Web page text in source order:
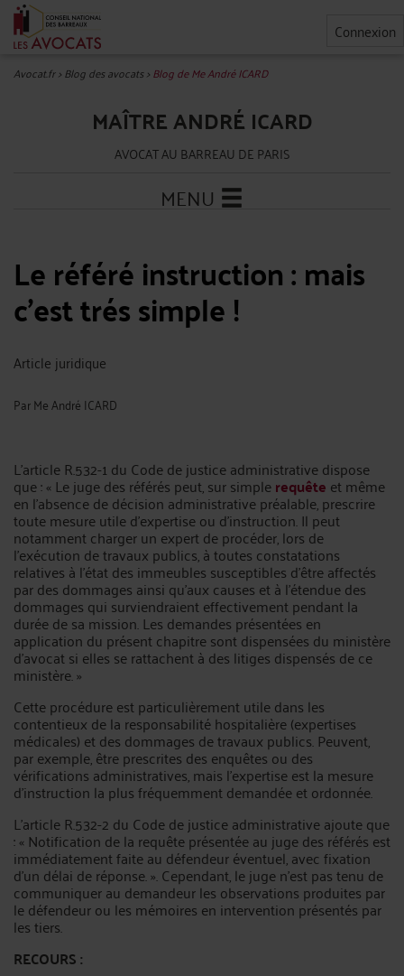
Connexion
Avocat.fr>Blog des avocats>Blog de Me André ICARD
MAÎTRE ANDRÉ ICARD
AVOCAT AU BARREAU DE PARIS
MENU
Le référé instruction : mais
c'est trés simple !
Article juridique
ParMe André ICARD
L'article R.532-1 du Code de justice administrative dispose
que : « Le juge des référés peut, sur simplerequête et même
en l'absence de décision administrative préalable, prescrire
toute mesure utile d'expertise ou d'instruction. Il peut
notamment charger un expert de procéder, lors de
l'exécution de travaux publics, à toutes constatations
relatives à l'état des immeubles susceptibles d'être affectés
par des dommages ainsi qu'aux causes et à l'étendue des
dommages qui surviendraient effectivement pendant la
durée de sa mission. Les demandes présentées en
application du présent chapitre sont dispensées du ministère
d'avocat si elles se rattachent à des litiges dispensés de ce
ministère. »
Cette procédure est particulièrement utile dans les
contentieux de la responsabilité hospitalière (expertises
médicales) et des dommages de travaux publics. Peuvent,
par exemple, être prescrites des enquêtes ou des
vérifications administratives, mais l'expertise est la mesure
d'instruction la plus fréquemment demandée et ordonnée.
L'article R.532-2 du Code de justice administrative ajoute que
: « Notification de la requête présentée au juge des référés est
immédiatement faite au défendeur éventuel, avec fixation
d'un délai de réponse. ». Cependant, le juge n'est pas tenu de
communiquer au demandeur les observations produites par
le défendeur ou les mémoires en intervention présentés par
les tiers.
RECOURS :